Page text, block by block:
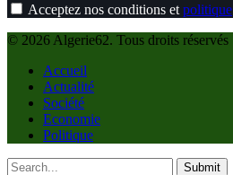
Acceptez nos conditions et politique
© 2026 Algerie62. Tous droits réservés
Accueil
Actualité
Société
Economie
Politique
Submit